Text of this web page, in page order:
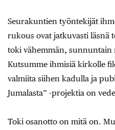
Seurakuntien työntekijät
rukous ovat jatkuvasti läsnä
toki vähemmän, sunnuntain
Kutsumme ihmisiä kirkolle
valmiita siihen kadulla ja
Jumalasta” -projektia on
Toki osanotto on mitä on.